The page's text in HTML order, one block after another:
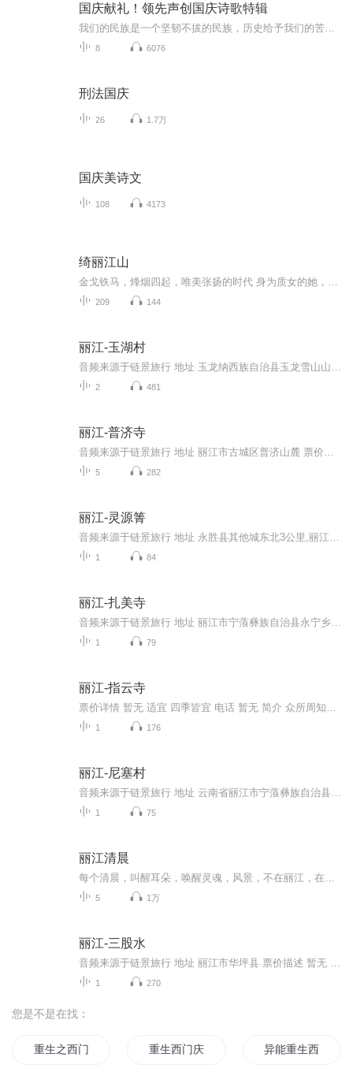
国庆献礼！领先声创国庆诗歌特辑
8 6076
刑法国庆
26 1.7万
国庆美诗文
108 4173
绮丽江山
209 144
丽江-玉湖村
2 481
丽江-普济寺
5 282
丽江-灵源箐
1 84
丽江-扎美寺
1 79
丽江-指云寺
1 176
丽江-尼塞村
1 75
丽江清晨
5 1万
丽江-三股水
1 270
您是不是在找：
重生之西门庆 重生西门庆 异能重生西门庆